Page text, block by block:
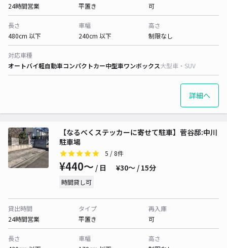
24時間営業
平置き
可
長さ
480cm 以下
車幅
240cm 以下
高さ
制限なし
対応車種
オートバイ軽自動車コンパクトカー中型車ワンボックス大型車・SUV
詳細へ
【なるべくステッカーに寄せて駐車】菅谷邸:中川
駐車場
5 / 8件
¥440〜 / 日 ¥30〜 / 15分
時間貸し可
貸出時間
24時間営業
タイプ
平置き
再入庫
可
長さ
車幅
高さ